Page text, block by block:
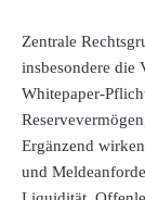
Zentrale
insbesondere die
Whitepaper-
Ergänzend
und